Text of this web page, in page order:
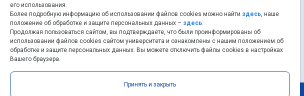
8 (846) 267-43-70
ssau@ssau.ru
8 (846) 267-48-67
priem@ssau.ru
его использования.
Более подробную информацию об использовании файлов cookies можно найти здесь, наше
положение об обработке и защите персональных данных – здесь.
Продолжая пользоваться сайтом, вы подтверждаете, что были проинформированы об
использовании файлов cookies сайтом университета и ознакомлены с нашим положением об
обработке и защите персональных данных. Вы можете отключить файлы cookies в настройках
Вашего браузера.
Принять и закрыть